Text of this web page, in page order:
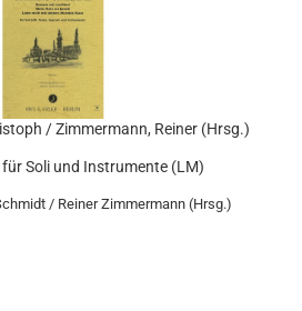
/ Zimmermann, Reiner (Hrsg.)
Soli und Instrumente (LM)
/ Reiner Zimmermann (Hrsg.)